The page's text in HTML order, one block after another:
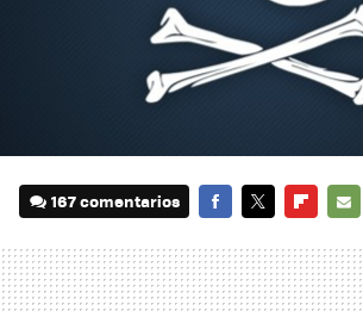
167 comentarios
MAIL